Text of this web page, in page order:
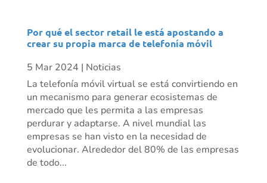
Por qué el sector retail le está apostando a
crear su propia marca de telefonía móvil
5 Mar 2024 | Noticias
La telefonía móvil virtual se está convirtiendo en
un mecanismo para generar ecosistemas de
mercado que les permita a las empresas
perdurar y adaptarse. A nivel mundial las
empresas se han visto en la necesidad de
evolucionar. Alrededor del 80% de las empresas
de todo...